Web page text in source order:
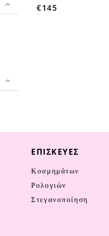
€145
ΕΠΙΣΚΕΥΈΣ
Κοσμημάτων
Ρολογιών
Στεγανοποίηση